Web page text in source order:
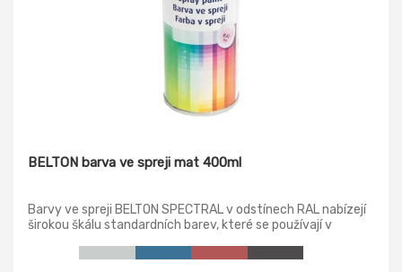
BELTON barva ve spreji mat 400ml
Barvy ve spreji BELTON SPECTRAL v odstínech RAL nabízejí
širokou škálu standardních barev, které se používají v